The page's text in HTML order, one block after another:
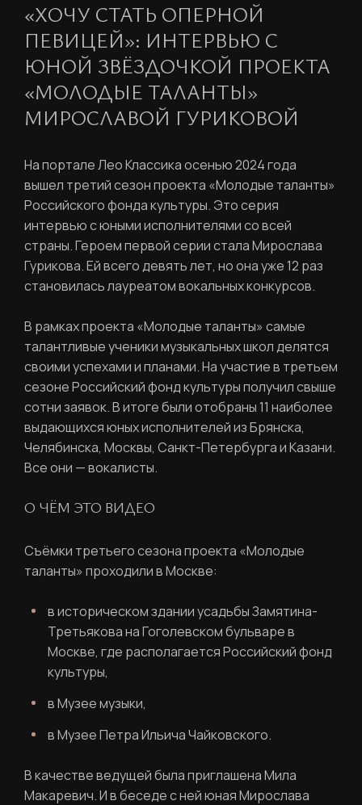
«ХОЧУ СТАТЬ ОПЕРНОЙ
ПЕВИЦЕЙ»: ИНТЕРВЬЮ С
ЮНОЙ ЗВЁЗДОЧКОЙ ПРОЕКТА
«МОЛОДЫЕ ТАЛАНТЫ»
МИРОСЛАВОЙ ГУРИКОВОЙ
На портале Лео Классика осенью 2024 года
вышел третий сезон проекта «Молодые таланты»
Российского фонда культуры. Это серия
интервью с юными исполнителями со всей
страны. Героем первой серии стала Мирослава
Гурикова. Ей всего девять лет, но она уже 12 раз
становилась лауреатом вокальных конкурсов.
В рамках проекта «Молодые таланты» самые
талантливые ученики музыкальных школ делятся
своими успехами и планами. На участие в третьем
сезоне Российский фонд культуры получил свыше
сотни заявок. В итоге были отобраны 11 наиболее
выдающихся юных исполнителей из Брянска,
Челябинска, Москвы, Санкт-Петербурга и Казани.
Все они — вокалисты.
О ЧЁМ ЭТО ВИДЕО
Съёмки третьего сезона проекта «Молодые
таланты» проходили в Москве:
в историческом здании усадьбы Замятина-
Третьякова на Гоголевском бульваре в
Москве, где располагается Российский фонд
культуры,
в Музее музыки,
в Музее Петра Ильича Чайковского.
В качестве ведущей была приглашена Мила
Макаревич. И в беседе с ней юная Мирослава
Ваше имя